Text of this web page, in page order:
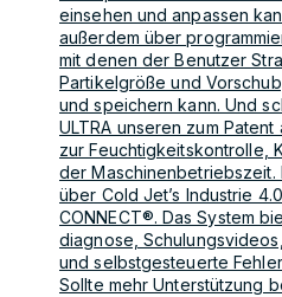
einsehen und anpassen
außerdem über
mit denen der Benutzer
Partikelgröße und
und speichern kann. Und
ULTRA unseren zum
zur Feuchtigkeitskontrolle,
der Maschinenbetriebszeit.
über Cold Jet’s Industrie
CONNECT®. Das System
diagnose,
und selbstgesteuerte
Sollte mehr Unterstützung